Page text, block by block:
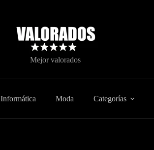
Mejor valorados
Informática Moda Categorías